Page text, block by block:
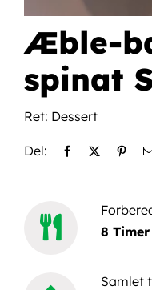
Æble-
spinat
Ret: Dessert
Del:
8 Timer
Samlet